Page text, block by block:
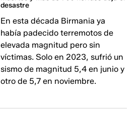
desastre
En esta década Birmania ya
había padecido terremotos de
elevada magnitud pero sin
víctimas. Solo en 2023, sufrió un
sismo de magnitud 5,4 en junio y
otro de 5,7 en noviembre.